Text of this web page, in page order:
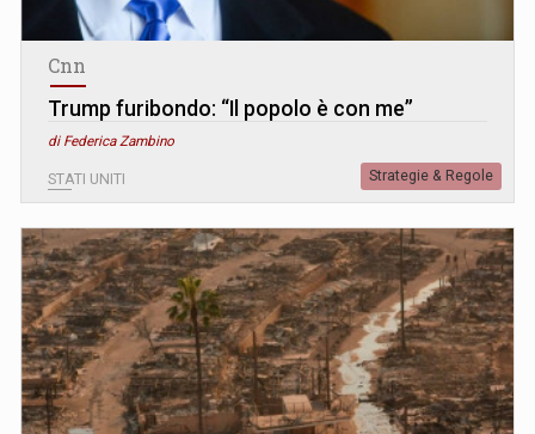
Cnn
Trump furibondo: “Il popolo è con me”
di Federica Zambino
STATI UNITI Strategie & Regole